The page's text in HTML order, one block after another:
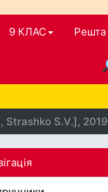
9 КЛАС Решта
Strashko S.V.], 2019